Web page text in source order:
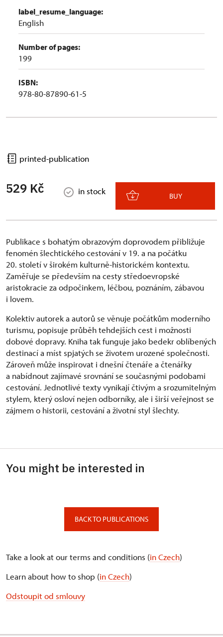
label_resume_language:
English
Number of pages:
199
ISBN:
978-80-87890-61-5
printed-publication
529 Kč in stock BUY
Publikace s bohatým obrazovým doprovodem přibližuje
fenomén šlechtického cestování v 19. a na počátku
20. století v širokém kulturně-historickém kontextu.
Zaměřuje se především na cesty středoevropské
aristokracie za odpočinkem, léčbou, poznáním, zábavou
i lovem.
Kolektiv autorek a autorů se věnuje počátkům moderního
turismu, popisuje průběh tehdejších cest i možnosti
dobové dopravy. Kniha tak funguje jako bedekr oblíbených
destinací a míst spjatých se životem urozené společnosti.
Zároveň může inspirovat i dnešní čtenáře a čtenářky
a nabídnout zajímavé srovnání se současnými podobami
cestování. Jednotlivé texty vynikají čtivým a srozumitelným
stylem, který osloví nejen odborníky, ale i širší veřejnost se
zájmem o historii, cestování a životní styl šlechty.
You might be interested in
BACK TO PUBLICATIONS
Take a look at our terms and conditions (in Czech)
Learn about how to shop (in Czech)
Odstoupit od smlouvy